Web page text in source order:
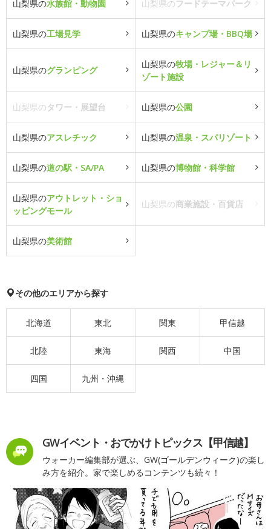
山梨県の水族館・動物園 山梨県のフードテーマパーク
山梨県の工場見学 山梨県のキャンプ場・BBQ場
山梨県のグランピング
山梨県の牧場・レジャー＆リ
ゾート施設
山梨県のタワー・展望台 山梨県の公園
山梨県のアスレチック 山梨県の温泉・スパリゾート
山梨県の道の駅・SA/PA 山梨県の博物館・科学館
山梨県のアウトレット・ショ
ッピングモール
山梨県の商業施設・百貨店
山梨県の美術館
その他のエリアから探す
北海道 東北 関東 甲信越
北陸 東海 関西 中国
四国 九州・沖縄
GWイベント・おでかけトピックス【甲信越】
ウォーカー編集部が選ぶ、GW(ゴールデンウィーク)の楽し
み方を紹介。家で楽しめるコンテンツも続々！